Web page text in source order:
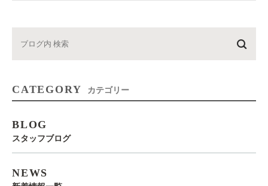
CATEGORY カテゴリー
BLOG
スタッフブログ
NEWS